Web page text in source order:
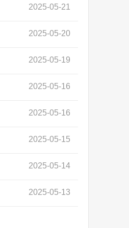
2025-05-21
2025-05-20
2025-05-19
2025-05-16
2025-05-16
2025-05-15
2025-05-14
2025-05-13